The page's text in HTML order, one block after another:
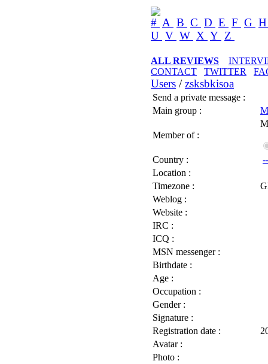
# A B C D E F G
U V W X Y Z
ALL REVIEWS
CONTACT
TWITTER
Users /zsksbkisoa
Send a private message :
Main group :
Member of :
Country :
Location :
Timezone :
Weblog :
Website :
IRC :
ICQ :
MSN messenger :
Birthdate :
Age :
Occupation :
Gender :
Signature :
Registration date :
Avatar :
Photo :